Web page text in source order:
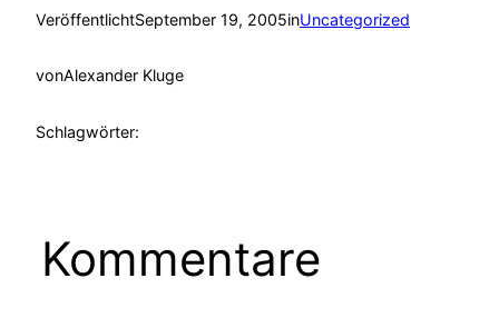
VeröffentlichtSeptember 19, 2005inUncategorized
vonAlexander Kluge
Schlagwörter:
Kommentare